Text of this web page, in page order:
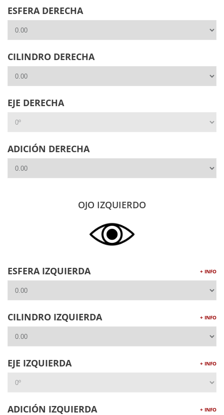
ESFERA DERECHA
CILINDRO DERECHA
EJE DERECHA
ADICIÓN DERECHA
OJO IZQUIERDO
ESFERA IZQUIERDA + INFO
CILINDRO IZQUIERDA + INFO
EJE IZQUIERDA + INFO
ADICIÓN IZQUIERDA + INFO
Incluye estuche rígido.